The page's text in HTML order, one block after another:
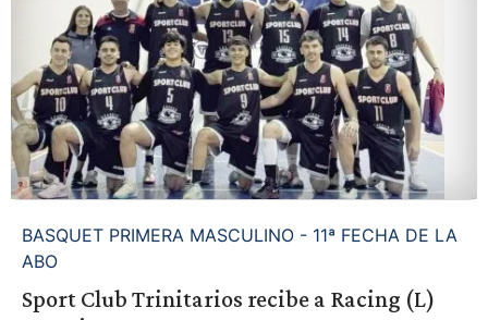
BASQUET PRIMERA MASCULINO - 11ª FECHA DE LA
ABO
Sport Club Trinitarios recibe a Racing (L)